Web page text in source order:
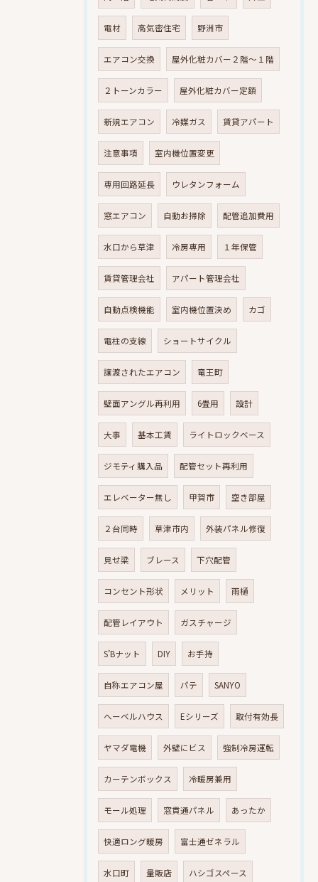
電材 高気密住宅 野洲市
エアコン交換 屋外化粧カバー２階～１階
２トーンカラー 屋外化粧カバー定額
新規エアコン 冷媒ガス 賃貸アパート
注意事項 室内機位置変更
専用回路延長 ウレタンフォーム
窓エアコン 自動お掃除 配管追加費用
水口から草津 冷房専用 １年保管
賃貸管理会社 アパート管理会社
自動点検機能 室内機位置決め カゴ
電柱の支線 ショートサイクル
譲渡されたエアコン 竜王町
壁面アングル再利用 6畳用 設計
大事 基本工賃 ライトロックベース
ジモティ購入品 配管セット再利用
エレベーター無し 甲賀市 空き部屋
２台同時 草津市内 外装パネル修復
見せ梁 ブレース 下穴配管
コンセント形状 メリット 雨樋
配管レイアウト ガスチャージ
S’Bナット DIY お手持
自称エアコン屋 パテ SANYO
へーベルハウス Eシリーズ 取付有効長
ヤマダ電機 外壁にビス 強制冷房運転
カーテンボックス 冷暖房兼用
モール処理 窓貫通パネル あったか
快適ロング暖房 富士通ゼネラル
水口町 量販店 ハシゴスペース